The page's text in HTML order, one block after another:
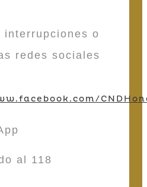
o
redes sociales
al 118